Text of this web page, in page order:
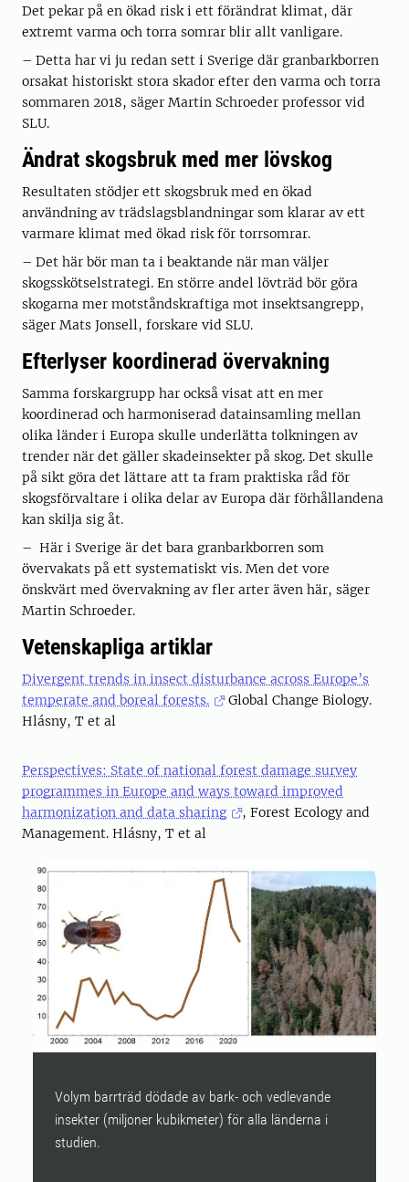
Det pekar på en ökad risk i ett förändrat klimat, där
extremt varma och torra somrar blir allt vanligare.
– Detta har vi ju redan sett i Sverige där granbarkborren
orsakat historiskt stora skador efter den varma och torra
sommaren 2018, säger Martin Schroeder professor vid
SLU.
Ändrat skogsbruk med mer lövskog
Resultaten stödjer ett skogsbruk med en ökad
användning av trädslagsblandningar som klarar av ett
varmare klimat med ökad risk för torrsomrar.
– Det här bör man ta i beaktande när man väljer
skogsskötselstrategi. En större andel lövträd bör göra
skogarna mer motståndskraftiga mot insektsangrepp,
säger Mats Jonsell, forskare vid SLU.
Efterlyser koordinerad övervakning
Samma forskargrupp har också visat att en mer
koordinerad och harmoniserad datainsamling mellan
olika länder i Europa skulle underlätta tolkningen av
trender när det gäller skadeinsekter på skog. Det skulle
på sikt göra det lättare att ta fram praktiska råd för
skogsförvaltare i olika delar av Europa där förhållandena
kan skilja sig åt.
– Här i Sverige är det bara granbarkborren som
övervakats på ett systematiskt vis. Men det vore
önskvärt med övervakning av fler arter även här, säger
Martin Schroeder.
Vetenskapliga artiklar
Divergent trends in insect disturbance across Europe’s
temperate and boreal forests.
Global Change Biology.
Hlásny, T et al
Perspectives: State of national forest damage survey
programmes in Europe and ways toward improved
harmonization and data sharing
, Forest Ecology and
Management. Hlásny, T et al
Volym barrträd dödade av bark- och vedlevande
insekter (miljoner kubikmeter) för alla länderna i
studien.